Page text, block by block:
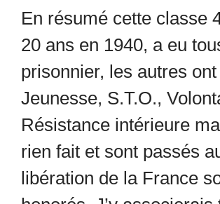
En résumé cette classe
20 ans en 1940, a eu
prisonnier, les autres
Jeunesse, S.T.O.,
Résistance intérieure
rien fait et sont passés
libération de la France